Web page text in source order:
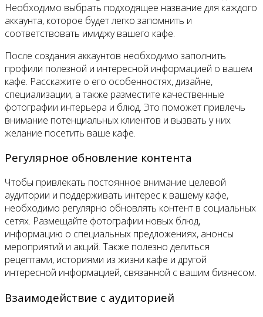
Необходимо выбрать подходящее название для каждого
аккаунта, которое будет легко запомнить и
соответствовать имиджу вашего кафе.
После создания аккаунтов необходимо заполнить
профили полезной и интересной информацией о вашем
кафе. Расскажите о его особенностях, дизайне,
специализации, а также разместите качественные
фотографии интерьера и блюд. Это поможет привлечь
внимание потенциальных клиентов и вызвать у них
желание посетить ваше кафе.
Регулярное обновление контента
Чтобы привлекать постоянное внимание целевой
аудитории и поддерживать интерес к вашему кафе,
необходимо регулярно обновлять контент в социальных
сетях. Размещайте фотографии новых блюд,
информацию о специальных предложениях, анонсы
мероприятий и акций. Также полезно делиться
рецептами, историями из жизни кафе и другой
интересной информацией, связанной с вашим бизнесом.
Взаимодействие с аудиторией